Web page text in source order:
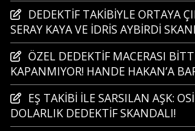
DEDEKTİF TAKİBİYLE ORTAYA
SERAY KAYA VE İDRİS AYBİRDİ
ÖZEL DEDEKTİF MACERASI
KAPANMIYOR! HANDE HAKAN’A
EŞ TAKİBİ İLE SARSILAN AŞK:
DOLARLIK DEDEKTİF SKANDALI!